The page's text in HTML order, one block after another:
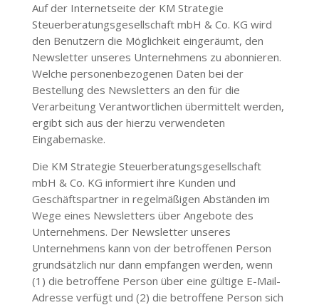
Auf der Internetseite der KM Strategie
Steuerberatungsgesellschaft mbH & Co. KG wird
den Benutzern die Möglichkeit eingeräumt, den
Newsletter unseres Unternehmens zu abonnieren.
Welche personenbezogenen Daten bei der
Bestellung des Newsletters an den für die
Verarbeitung Verantwortlichen übermittelt werden,
ergibt sich aus der hierzu verwendeten
Eingabemaske.
Die KM Strategie Steuerberatungsgesellschaft
mbH & Co. KG informiert ihre Kunden und
Geschäftspartner in regelmäßigen Abständen im
Wege eines Newsletters über Angebote des
Unternehmens. Der Newsletter unseres
Unternehmens kann von der betroffenen Person
grundsätzlich nur dann empfangen werden, wenn
(1) die betroffene Person über eine gültige E-Mail-
Adresse verfügt und (2) die betroffene Person sich